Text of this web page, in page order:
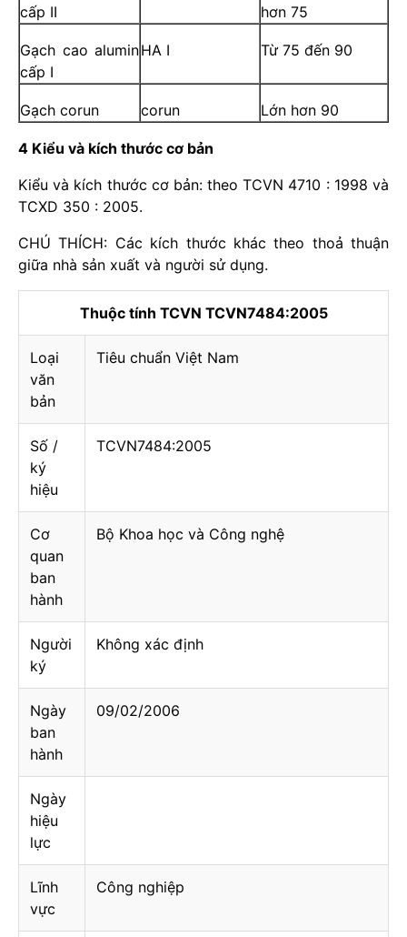
cấp II
hơn 75
Gạch cao alumin
cấp I
HA I Từ 75 đến 90
Gạch corun corun Lớn hơn 90
4 Kiểu và kích thước cơ bản
Kiểu và kích thước cơ bản: theo TCVN 4710 : 1998 và
TCXD 350 : 2005.
CHÚ THÍCH: Các kích thước khác theo thoả thuận
giữa nhà sản xuất và người sử dụng.
Thuộc tính TCVN TCVN7484:2005
Loại
văn
bản
Tiêu chuẩn Việt Nam
Số /
ký
hiệu
TCVN7484:2005
Cơ
quan
ban
hành
Bộ Khoa học và Công nghệ
Người
ký
Không xác định
Ngày
ban
hành
09/02/2006
Ngày
hiệu
lực
Lĩnh
vực
Công nghiệp